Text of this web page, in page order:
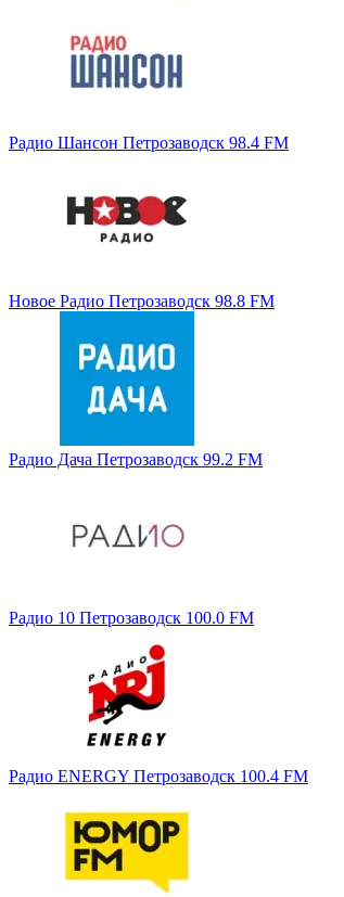
Радио Шансон Петрозаводск 98.4 FM
Новое Радио Петрозаводск 98.8 FM
Радио Дача Петрозаводск 99.2 FM
Радио 10 Петрозаводск 100.0 FM
Радио ENERGY Петрозаводск 100.4 FM